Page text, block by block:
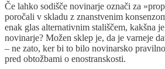
Če lahko sodišče novinarje označi za
poročali v skladu z znanstvenim
enak glas alternativnim stališčem, kakšna
novinarje? Možen sklep je, da je varneje
– ne zato, ker bi to bilo novinarsko
pred obtožbami o enostranskosti.